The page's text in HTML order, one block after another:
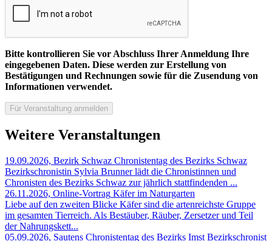
Bitte kontrollieren Sie vor Abschluss Ihrer Anmeldung Ihre
eingegebenen Daten. Diese werden zur Erstellung von
Bestätigungen und Rechnungen sowie für die Zusendung von
Informationen verwendet.
Weitere Veranstaltungen
19.09.2026, Bezirk Schwaz Chronistentag des Bezirks Schwaz
Bezirkschronistin Sylvia Brunner lädt die Chronistinnen und
Chronisten des Bezirks Schwaz zur jährlich stattfindenden ...
26.11.2026, Online-Vortrag Käfer im Naturgarten
Liebe auf den zweiten Blicke Käfer sind die artenreichste Gruppe
im gesamten Tierreich. Als Bestäuber, Räuber, Zersetzer und Teil
der Nahrungskett...
05.09.2026, Sautens Chronistentag des Bezirks Imst Bezirkschronist